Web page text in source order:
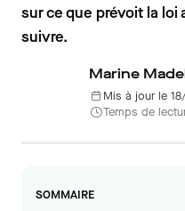
sur ce que prévoit la loi
suivre.
Marine
Mis à jour le
Temps de
SOMMAIRE